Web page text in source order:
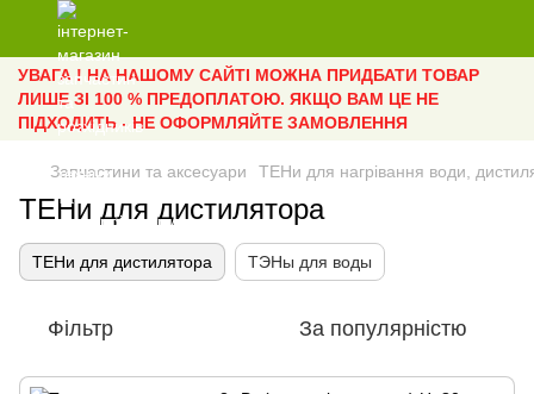
УВАГА ! НА НАШОМУ САЙТІ МОЖНА ПРИДБАТИ ТОВАР
ЛИШЕ ЗІ 100 % ПРЕДОПЛАТОЮ. ЯКЩО ВАМ ЦЕ НЕ
ПІДХОДИТЬ - НЕ ОФОРМЛЯЙТЕ ЗАМОВЛЕННЯ
Запчастини та аксесуари ТЕНи для нагрівання води,
ТЕНи для дистилятора
ТЕНи для дистилятора ТЭНы для воды
Фільтр За популярністю